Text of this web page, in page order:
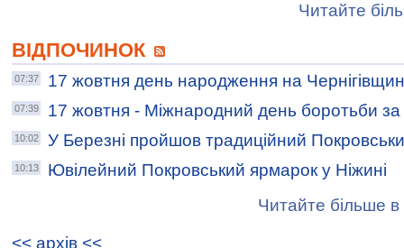
Читайте
ВІДПОЧИНОК
07:37 17 жовтня день народження на
07:39 17 жовтня - Міжнародний день боротьби за
10:02 У Березні пройшов традиційний
10:13
Ювілейний Покровський ярмарок у Ніжині
Читайте більше в
<< архiв <<